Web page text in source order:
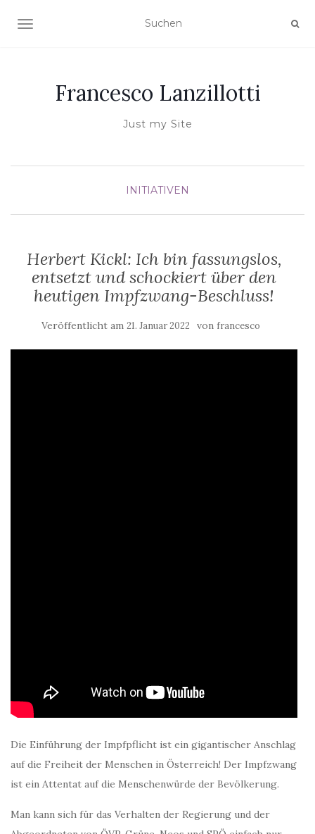
NAVIGATION UMSCHALTEN
Francesco Lanzillotti
Just my Site
INITIATIVEN
Herbert Kickl: Ich bin fassungslos,
entsetzt und schockiert über den
heutigen Impfzwang-Beschluss!
Veröffentlicht am 21. Januar 2022 von francesco
Die Einführung der Impfpflicht ist ein gigantischer Anschlag
auf die Freiheit der Menschen in Österreich! Der Impfzwang
ist ein Attentat auf die Menschenwürde der Bevölkerung.
Man kann sich für das Verhalten der Regierung und der